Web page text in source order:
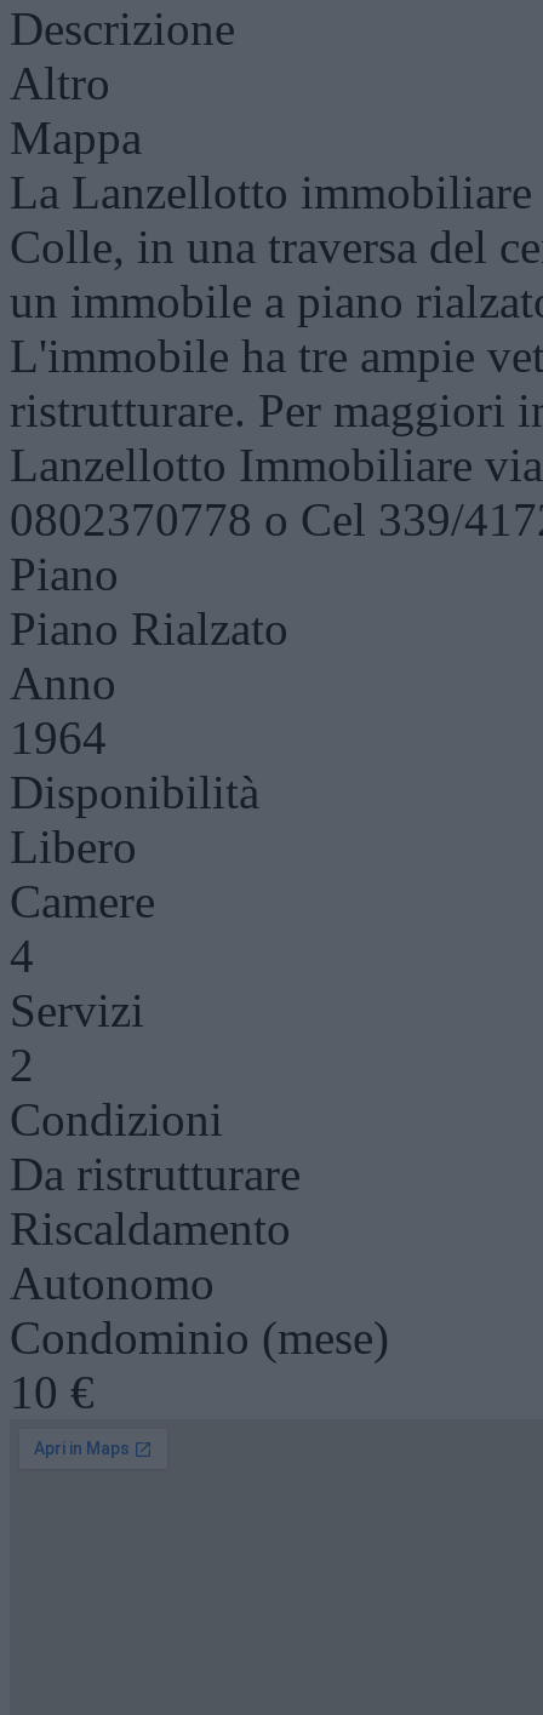
Descrizione
Altro
Mappa
La Lanzellotto
Colle, in una traversa del
un immobile a piano
L'immobile ha tre ampie
ristrutturare. Per maggiori
Lanzellotto Immobiliare
0802370778 o Cel 339/
Piano
Piano Rialzato
Anno
1964
Disponibilità
Libero
Camere
4
Servizi
2
Condizioni
Da ristrutturare
Riscaldamento
Autonomo
Condominio (mese)
10 €